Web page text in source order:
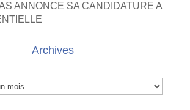
ANNONCE SA CANDIDATURE A
Archives